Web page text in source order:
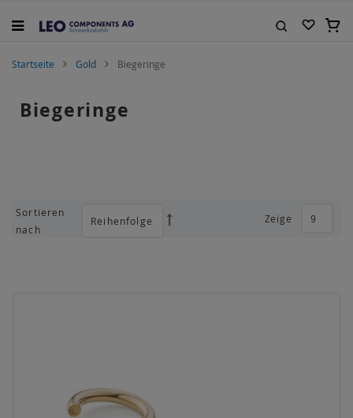
Inhalt
Startseite Gold Biegeringe
Biegeringe
Zeige
Sortieren
nach
Absteigend